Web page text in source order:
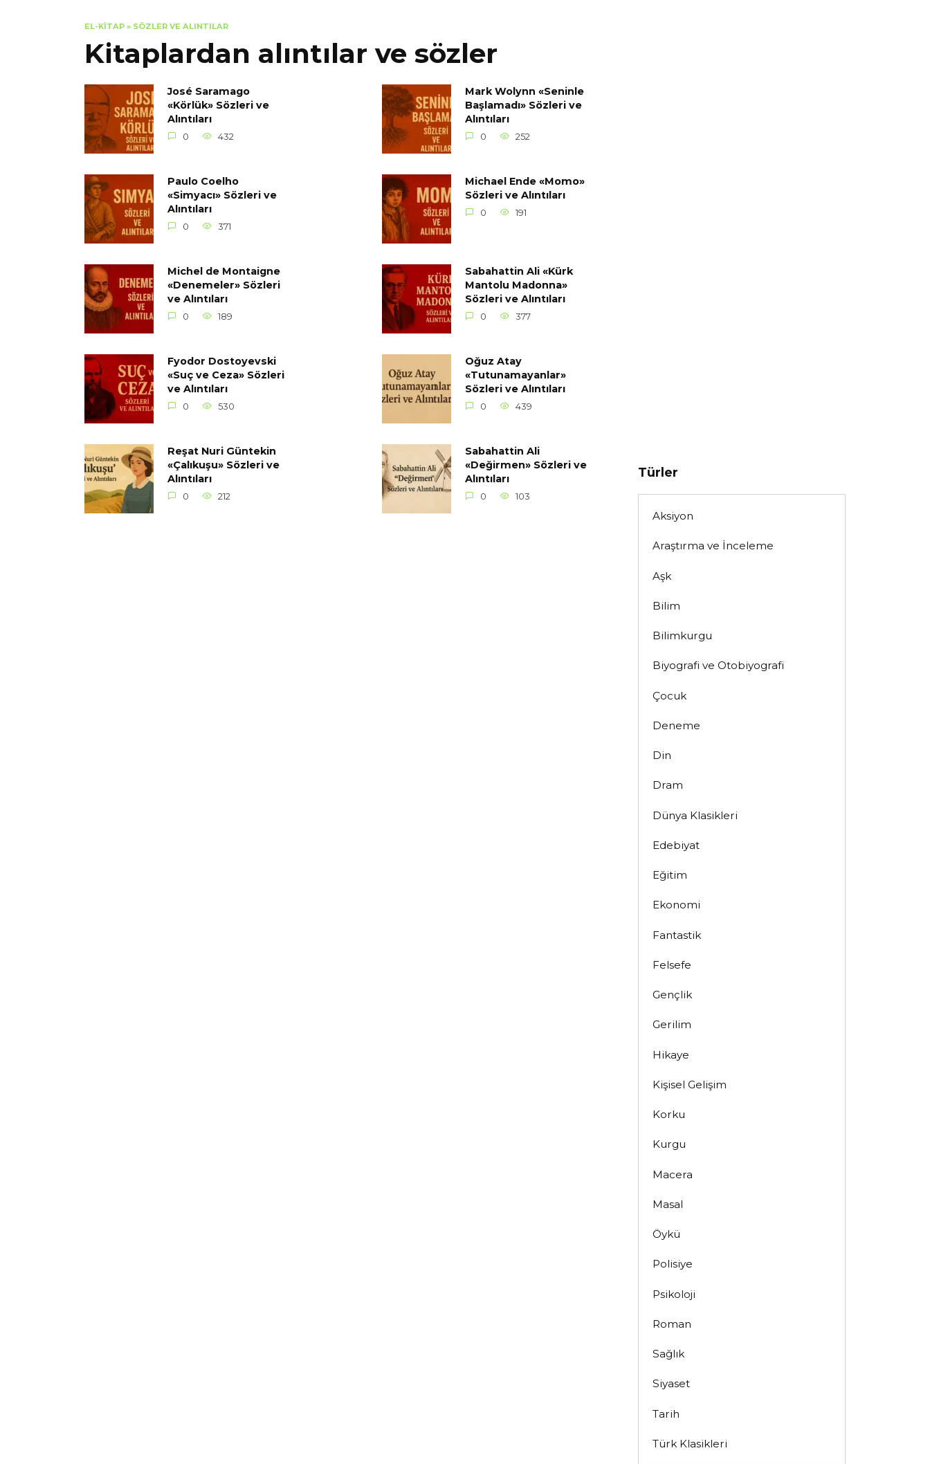
EL-KITAP » SÖZLER VE ALINTILAR
Kitaplardan alıntılar ve sözler
José Saramago
«Körlük» Sözleri ve
Alıntıları
0 432
Mark Wolynn «Seninle
Başlamadı» Sözleri ve
Alıntıları
0 252
Paulo Coelho
«Simyacı» Sözleri ve
Alıntıları
0 371
Michael Ende «Momo»
Sözleri ve Alıntıları
0 191
Michel de Montaigne
«Denemeler» Sözleri
ve Alıntıları
0 189
Sabahattin Ali «Kürk
Mantolu Madonna»
Sözleri ve Alıntıları
0 377
Fyodor Dostoyevski
«Suç ve Ceza» Sözleri
ve Alıntıları
0 530
Oğuz Atay
«Tutunamayanlar»
Sözleri ve Alıntıları
0 439
Reşat Nuri Güntekin
«Çalıkuşu» Sözleri ve
Alıntıları
0 212
Sabahattin Ali
«Değirmen» Sözleri ve
Alıntıları
0 103
Türler
Aksiyon
Araştırma ve İnceleme
Aşk
Bilim
Bilimkurgu
Biyografi ve Otobiyografi
Çocuk
Deneme
Din
Dram
Dünya Klasikleri
Edebiyat
Eğitim
Ekonomi
Fantastik
Felsefe
Gençlik
Gerilim
Hikaye
Kişisel Gelişim
Korku
Kurgu
Macera
Masal
Öykü
Polisiye
Psikoloji
Roman
Sağlık
Siyaset
Tarih
Türk Klasikleri